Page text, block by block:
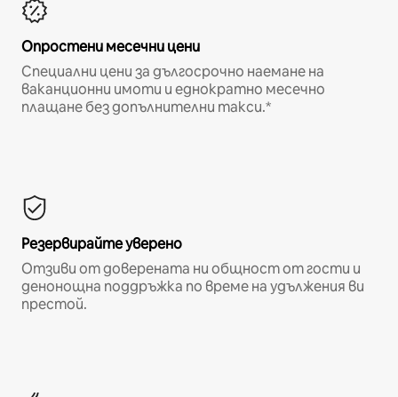
Опростени месечни цени
Специални цени за дългосрочно наемане на
ваканционни имоти и еднократно месечно
плащане без допълнителни такси.*
Резервирайте уверено
Отзиви от доверената ни общност от гости и
денонощна поддръжка по време на удължения ви
престой.